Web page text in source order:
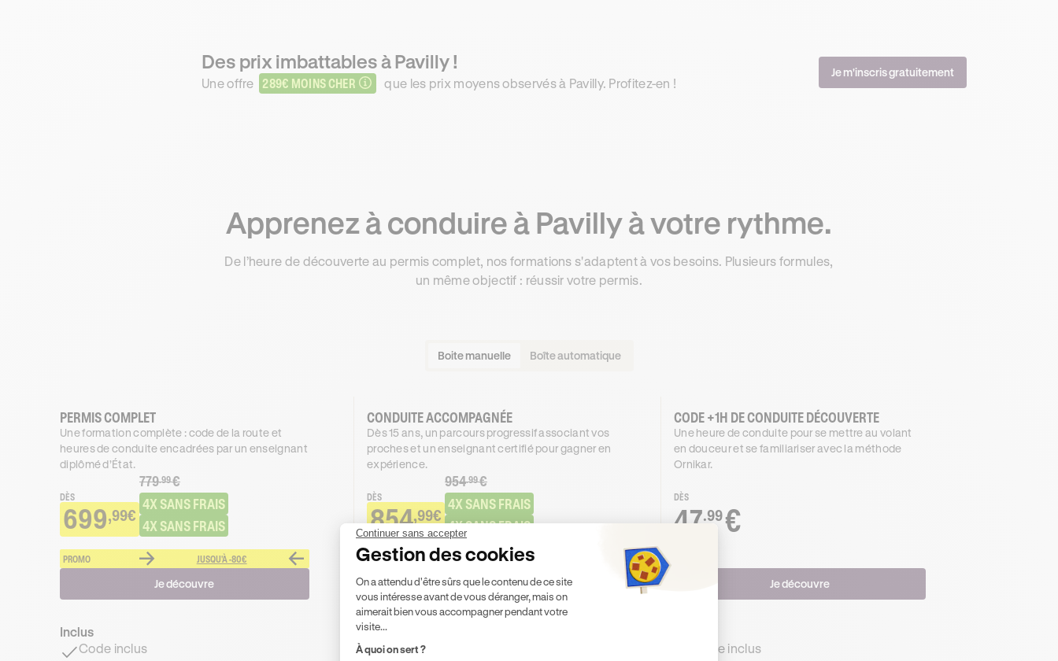
Des prix imbattables à Pavilly !
Une offre 289€ MOINS CHER que les prix moyens observés à Pavilly. Profitez-en !
Je m'inscris gratuitement
Apprenez à conduire à Pavilly à votre rythme.
De l’heure de découverte au permis complet, nos formations s'adaptent à vos besoins. Plusieurs formules,
un même objectif : réussir votre permis.
Boite manuelle Boîte automatique
PERMIS COMPLET
Une formation complète : code de la route et
heures de conduite encadrées par un enseignant
diplômé d’État.
DÈS
699,99€
779 .99€
4X SANS FRAIS
4X SANS FRAIS
PROMO JUSQU'À -80€
Je découvre
Inclus
Code inclus
CONDUITE ACCOMPAGNÉE
Dès 15 ans, un parcours progressif associant vos
proches et un enseignant certifié pour gagner en
expérience.
DÈS
854,99€
954 .99€
4X SANS FRAIS
4X SANS FRAIS
PROMO -100€
Je découvre
Inclus
Code inclus
CODE +1H DE CONDUITE DÉCOUVERTE
Une heure de conduite pour se mettre au volant
en douceur et se familiariser avec la méthode
Ornikar.
DÈS
47.99€
Je découvre
Code inclus
Continuer sans accepter
Gestion des cookies
Plateforme de Gestion du Consentement : Personnalisez vos Options
On a attendu d'être sûrs que le contenu de ce site
vous intéresse avant de vous déranger, mais on
aimerait bien vous accompagner pendant votre
visite...
À quoi on sert ?